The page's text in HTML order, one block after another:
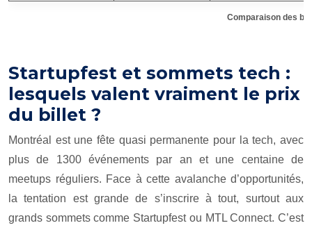
Comparaison des
Startupfest et sommets tech :
lesquels valent vraiment le prix
du billet ?
Montréal est une fête quasi permanente pour la tech, avec
plus de 1300 événements par an et une centaine de
meetups réguliers. Face à cette avalanche d’opportunités,
la tentation est grande de s’inscrire à tout, surtout aux
grands sommets comme Startupfest ou MTL Connect. C’est